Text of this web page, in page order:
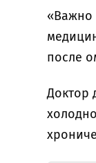
«Важно
после
Доктор